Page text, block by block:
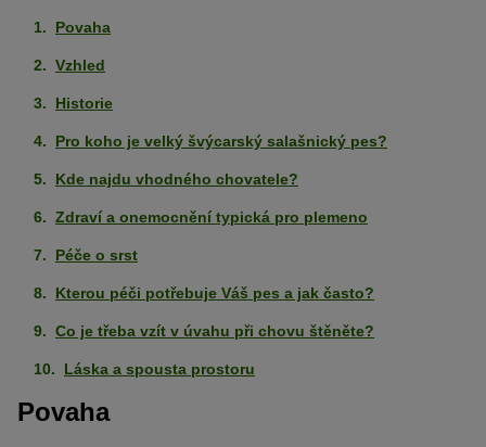
Povaha
Vzhled
Historie
Pro koho je velký švýcarský salašnický pes?
Kde najdu vhodného chovatele?
Zdraví a onemocnění typická pro plemeno
Péče o srst
Kterou péči potřebuje Váš pes a jak často?
Co je třeba vzít v úvahu při chovu štěněte?
Láska a spousta prostoru
Povaha